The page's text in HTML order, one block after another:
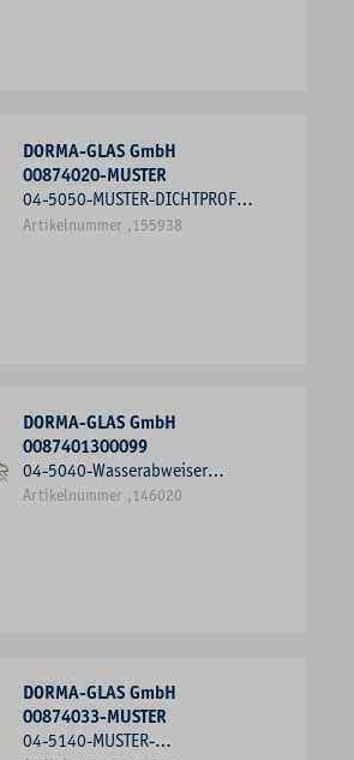
DORMA-GLAS GmbH
00874020-MUSTER
04-5050-MUSTER-DICHTPROFIL
8MM
Artikelnummer ,155938
DORMA-GLAS GmbH
0087401300099
04-5040-Wasserabweiser
8mmx2000mm
Artikelnummer ,146020
DORMA-GLAS GmbH
00874033-MUSTER
04-5140-MUSTER-